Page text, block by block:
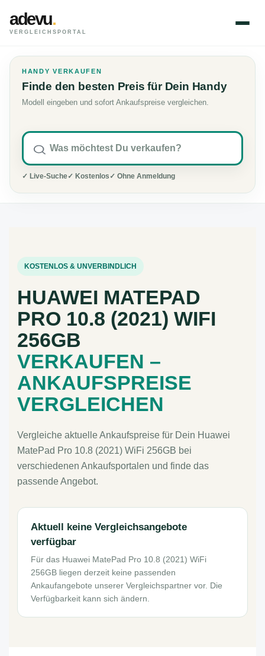
adevu.
VERGLEICHSPORTAL
HANDY VERKAUFEN
Finde den besten Preis für Dein Handy
Modell eingeben und sofort Ankaufspreise vergleichen.
✓ Live-Suche✓ Kostenlos ✓ Ohne Anmeldung
KOSTENLOS & UNVERBINDLICH
HUAWEI MATEPAD
PRO 10.8 (2021) WIFI
256GB
VERKAUFEN –
ANKAUFSPREISE
VERGLEICHEN
Vergleiche aktuelle Ankaufspreise für Dein Huawei
MatePad Pro 10.8 (2021) WiFi 256GB bei
verschiedenen Ankaufsportalen und finde das
passende Angebot.
Aktuell keine Vergleichsangebote
verfügbar
Für das Huawei MatePad Pro 10.8 (2021) WiFi
256GB liegen derzeit keine passenden
Ankaufangebote unserer Vergleichspartner vor. Die
Verfügbarkeit kann sich ändern.